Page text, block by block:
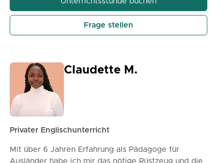
Frage stellen
Claudette M.
Privater Englischunterricht
Mit über 6 Jahren Erfahrung als Pädagoge für
Ausländer habe ich mir das nötige Rüstzeug und die